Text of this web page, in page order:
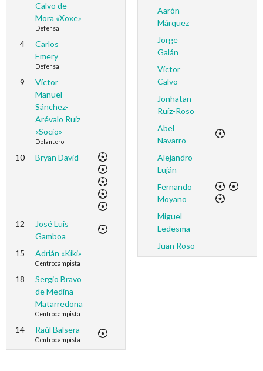
Calvo de
Mora «Xoxe»
Defensa
4
Carlos
Emery
Defensa
9
Víctor
Manuel
Sánchez-
Arévalo Ruiz
«Socio»
Delantero
10 Bryan David
12
José Luis
Gamboa
15
Adrián «Kiki»
Centrocampista
18
Sergio Bravo
de Medina
Matarredona
Centrocampista
14 Raúl Balsera
Centrocampista
Aarón
Márquez
Jorge
Galán
Víctor
Calvo
Jonhatan
Ruíz-Roso
Abel
Navarro
Alejandro
Luján
Fernando
Moyano
Miguel
Ledesma
Juan Roso